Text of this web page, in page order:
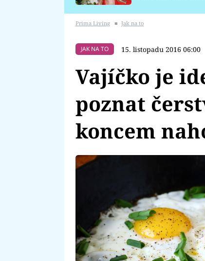
Prima Living ■ Jak na to
JAK NA TO 15. listopadu 2016 06:00
Vajíčko je
poznat
koncem